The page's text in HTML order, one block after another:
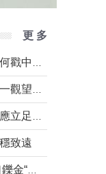
更 多
致遠